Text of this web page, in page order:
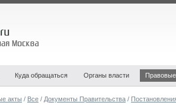
Куда обращаться Органы власти
акты / Все / Документы Правительства /